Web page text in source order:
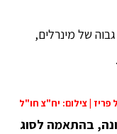
של מינרלים,
פריז | צילום: יח"צ חו"ל
בהתאמה לסוג